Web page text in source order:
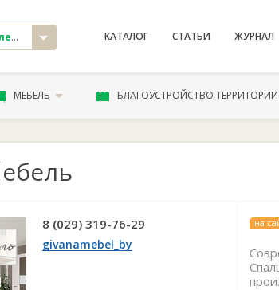
КАТАЛОГ СТАТЬИ ЖУРНАЛ
МЕБЕЛЬ БЛАГОУСТРОЙСТВО ТЕРРИТОРИИ
8 (029) 319-76-29
givanamebel_by
на